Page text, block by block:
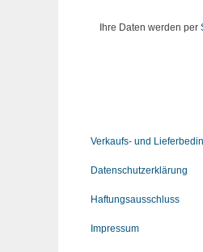
Ihre Daten werden per
Verkaufs- und
Datenschutzerklärung
Haftungsausschluss
Impressum